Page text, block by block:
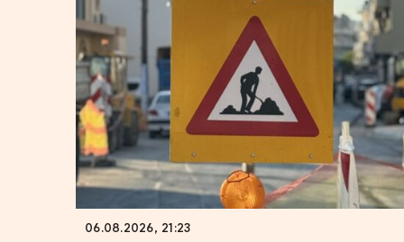
06.08.2026, 21:23